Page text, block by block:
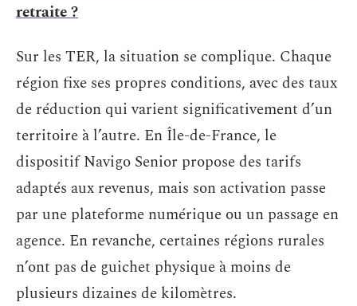
retraite ?
Sur les TER, la situation se complique. Chaque
région fixe ses propres conditions, avec des taux
de réduction qui varient significativement d’un
territoire à l’autre. En Île-de-France, le
dispositif Navigo Senior propose des tarifs
adaptés aux revenus, mais son activation passe
par une plateforme numérique ou un passage en
agence. En revanche, certaines régions rurales
n’ont pas de guichet physique à moins de
plusieurs dizaines de kilomètres.